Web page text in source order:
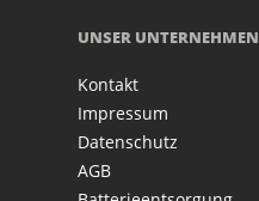
UNSER UNTERNEHMEN
Kontakt
Impressum
Datenschutz
AGB